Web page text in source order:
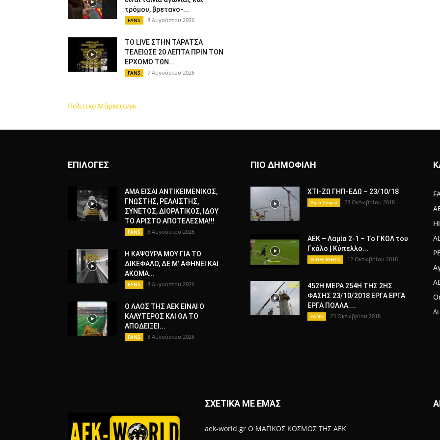
τρόμου, βρετανο-...
FANS 8 Αυγούστου 2026
ΤΟ LIVE ΣΤΗΝ ΤΑΡΑΤΣΑ
ΤΕΛΕΙΩΣΕ 20 ΛΕΠΤΑ ΠΡΙΝ ΤΟΝ
ΕΡΧΟΜΟ ΤΩΝ...
FANS 7 Αυγούστου 2026
Πολιτικό Μάρκετινγκ
ΕΠΙΛΟΓΕΣ
ΑΜΑ ΕΙΣΑΙ ΑΝΤΙΚΕΙΜΕΝΙΚΟΣ,
ΓΝΩΣΤΗΣ, ΡΕΑΛΙΣΤΗΣ,
ΣΥΝΕΤΟΣ, ΔΙΟΡΑΤΙΚΟΣ, ΙΔΟΥ
ΤΟ ΑΡΙΣΤΟ ΑΠΟΤΕΛΕΣΜΑ!!!
FANS 8 Αυγούστου 2026
Η ΚΑΨΟΥΡΑ ΜΟΥ ΓΙΑ ΤΟ
ΔΙΚΕΦΑΛΟ, ΔΕ Μ’ ΑΦΗΝΕΙ ΚΑΙ
ΑΚΟΜΑ...
FANS 8 Αυγούστου 2026
Ο ΛΑΟΣ ΤΗΣ ΑΕΚ ΕΙΝΑΙ Ο
ΚΑΛΥΤΕΡΟΣ ΚΑΙ ΘΑ ΤΟ
ΑΠΟΔΕΙΞΕΙ...
FANS 8 Αυγούστου 2026
ΠΙΟ ΔΗΜΟΦΙΛΗ
ΧΤΙ-ΖΩ ΓΗΠ-ΕΔΩ – 23/10/18
Αγιά Σοφιά 23 Οκτωβρίου 2018
ΑΕΚ – Λαμία 2-1 – Το ΓΚΟΛ του
Γκάλο | Κύπελλο...
HIGHLIGHTS 12 Οκτωβρίου 2018
452Η ΜΕΡΑ 254Η ΤΗΣ 2ΗΣ
ΦΑΣΗΣ 23/10/2018 ΕΡΓΑ ΕΡΓΑ
ΕΡΓΑ ΠΟΛΛΑ....
FANS 23 Οκτωβρίου 2018
ΣΧΕΤΙΚΆ ΜΕ ΕΜΆΣ
aek-world.gr Ο ΜΑΓΙΚΟΣ ΚΟΣΜΟΣ ΤΗΣ ΑΕΚ